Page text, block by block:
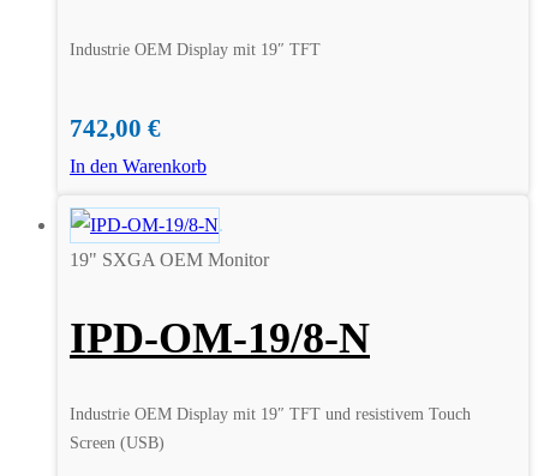
Industrie OEM Display mit 19″ TFT
742,00 €
In den Warenkorb
19" SXGA OEM Monitor
IPD-OM-19/8-N
Industrie OEM Display mit 19″ TFT und resistivem Touch
Screen (USB)